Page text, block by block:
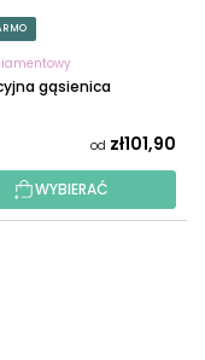
gąsienica
od zł101,90
WYBIERAĆ